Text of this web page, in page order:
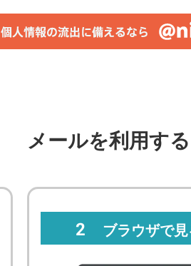
メールを利用す
2 ブラウザで見